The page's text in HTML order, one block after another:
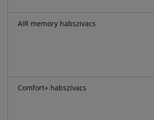
AIR memory habszivacs
Comfort+ habszivacs